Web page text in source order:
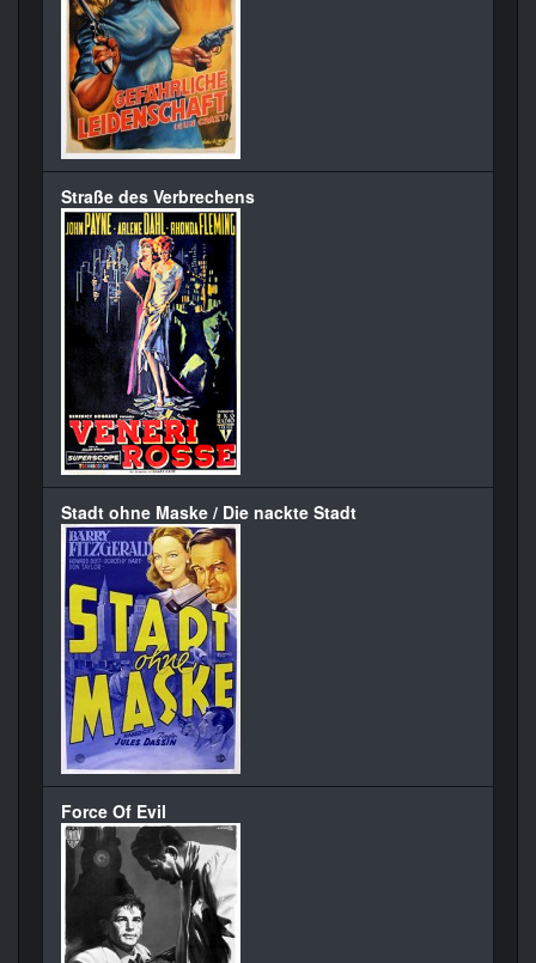
Straße des Verbrechens
Stadt ohne Maske / Die nackte Stadt
Force Of Evil